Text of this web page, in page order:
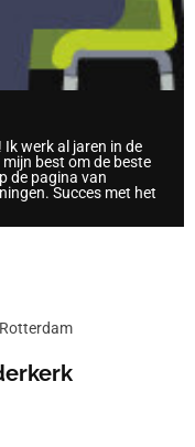
werk al jaren in de
best om de beste
de pagina van
Succes met het